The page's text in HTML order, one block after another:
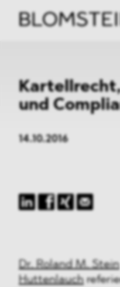
und
14.10.2016
Dr. Roland M. Stein
Huttenlauch